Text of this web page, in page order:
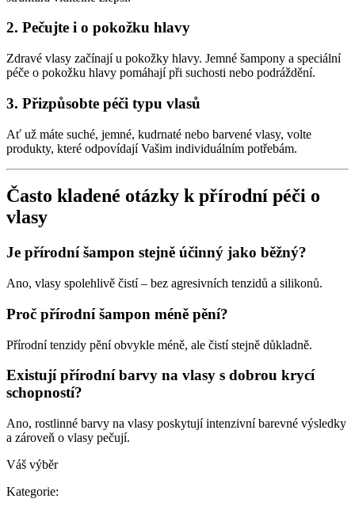
2. Pečujte i o pokožku hlavy
Zdravé vlasy začínají u pokožky hlavy. Jemné šampony a speciální
péče o pokožku hlavy pomáhají při suchosti nebo podráždění.
3. Přizpůsobte péči typu vlasů
Ať už máte suché, jemné, kudrnaté nebo barvené vlasy, volte
produkty, které odpovídají Vašim individuálním potřebám.
Často kladené otázky k přírodní péči o
vlasy
Je přírodní šampon stejně účinný jako běžný?
Ano, vlasy spolehlivě čistí – bez agresivních tenzidů a silikonů.
Proč přírodní šampon méně pění?
Přírodní tenzidy pění obvykle méně, ale čistí stejně důkladně.
Existují přírodní barvy na vlasy s dobrou krycí
schopností?
Ano, rostlinné barvy na vlasy poskytují intenzivní barevné výsledky
a zároveň o vlasy pečují.
Váš výběr
Kategorie: